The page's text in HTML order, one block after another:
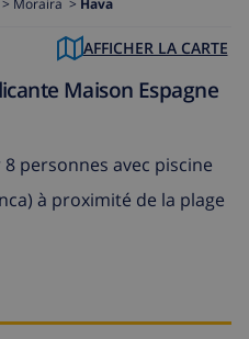
> Moraira > Hava
AFFICHER LA CARTE
Maison Espagne
personnes avec piscine
à proximité de la plage